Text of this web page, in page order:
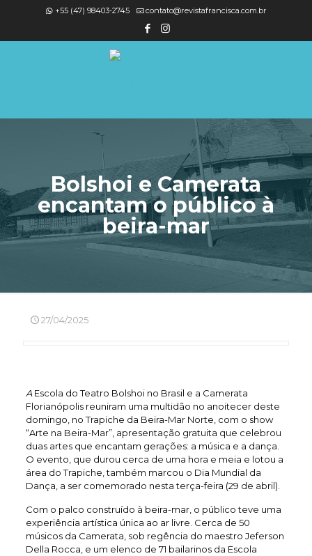
+55 (47) 98403-2745 contato@revistafrancisca.com.br
Bolshoi e Camerata
encantam o público à
beira-mar
27/04/2025
A Escola do Teatro Bolshoi no Brasil e a Camerata
Florianópolis reuniram uma multidão no anoitecer deste
domingo, no Trapiche da Beira-Mar Norte, com o show
“Arte na Beira-Mar”, apresentação gratuita que celebrou
duas artes que encantam gerações: a música e a dança.
O evento, que durou cerca de uma hora e meia e lotou a
área do Trapiche, também marcou o Dia Mundial da
Dança, a ser comemorado nesta terça-feira (29 de abril).
Com o palco construído à beira-mar, o público teve uma
experiência artística única ao ar livre. Cerca de 50
músicos da Camerata, sob regência do maestro Jeferson
Della Rocca, e um elenco de 71 bailarinos da Escola